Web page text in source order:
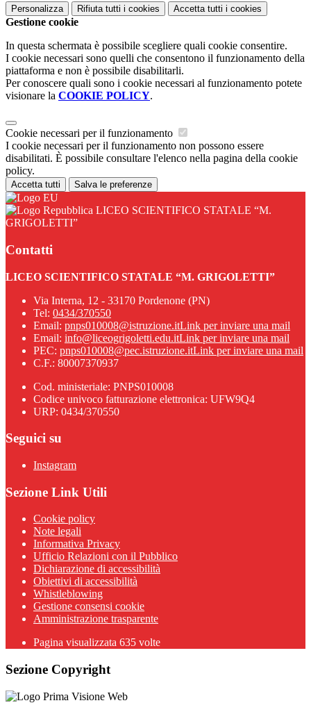
Personalizza Rifiuta tutti i cookies Accetta tutti i cookies
Gestione cookie
In questa schermata è possibile scegliere quali cookie consentire.
I cookie necessari sono quelli che consentono il funzionamento della
piattaforma e non è possibile disabilitarli.
Per conoscere quali sono i cookie necessari al funzionamento potete
visionare la COOKIE POLICY.
Cookie necessari per il funzionamento
I cookie necessari per il funzionamento non possono essere
disabilitati. È possibile consultare l'elenco nella pagina della cookie
policy.
Accetta tutti Salva le preferenze
LICEO SCIENTIFICO STATALE “M.
GRIGOLETTI”
Contatti
LICEO SCIENTIFICO STATALE “M. GRIGOLETTI”
Via Interna, 12 - 33170 Pordenone (PN)
Tel: 0434/370550
Email: pnps010008@istruzione.itLink per inviare una mail
Email: info@liceogrigoletti.edu.itLink per inviare una mail
PEC: pnps010008@pec.istruzione.itLink per inviare una mail
C.F.: 80007370937
Cod. ministeriale: PNPS010008
Codice univoco fatturazione elettronica: UFW9Q4
URP: 0434/370550
Seguici su
Instagram
Sezione Link Utili
Cookie policy
Note legali
Informativa Privacy
Ufficio Relazioni con il Pubblico
Dichiarazione di accessibilità
Obiettivi di accessibilità
Whistleblowing
Gestione consensi cookie
Amministrazione trasparente
Pagina visualizzata 635 volte
Sezione Copyright